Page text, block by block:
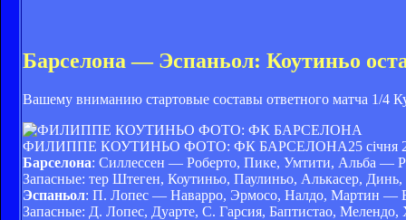
Барселона — Эспаньол: Коутиньо
Вашему вниманию стартовые составы ответного матча 1/4
ФИЛИППЕ КОУТИНЬО ФОТО: ФК БАРСЕЛОНА25 січня
Барселона: Силлессен — Роберто, Пике, Умтити, Альба —
Запасные: тер Штеген, Коутиньо, Паулиньо, Алькасер,
Эспаньол: П. Лопес — Наварро, Эрмосо, Налдо, Мартин —
Запасные: Д. Лопес, Дуарте, С. Гарсия, Баптистао, Мелендо,